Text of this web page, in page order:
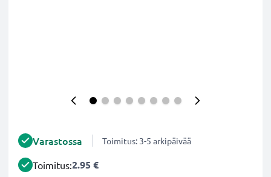
Varastossa Toimitus: 3-5 arkipäivää
Toimitus:2.95 €